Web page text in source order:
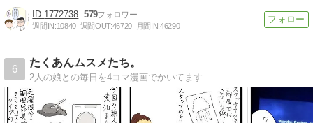
1772738 579
週間IN:10840 週間OUT:46720 月間IN:46290
6
たくあんムスメたち。
2人の娘との毎日を4コマ漫画でかいてます